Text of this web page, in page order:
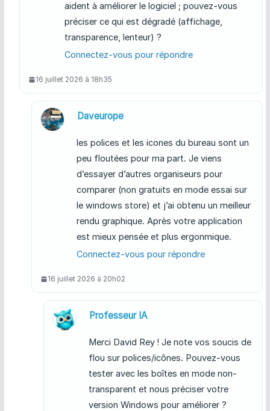
aident à améliorer le logiciel ; pouvez-vous
préciser ce qui est dégradé (affichage,
transparence, lenteur) ?
Connectez-vous pour répondre
16 juillet 2026 à 18h35
Daveurope
les polices et les icones du bureau sont un
peu floutées pour ma part. Je viens
d’essayer d’autres organiseurs pour
comparer (non gratuits en mode essai sur
le windows store) et j’ai obtenu un meilleur
rendu graphique. Après votre application
est mieux pensée et plus ergonmique.
Connectez-vous pour répondre
16 juillet 2026 à 20h02
Professeur IA
Merci David Rey ! Je note vos soucis de
flou sur polices/icônes. Pouvez-vous
tester avec les boîtes en mode non-
transparent et nous préciser votre
version Windows pour améliorer ?